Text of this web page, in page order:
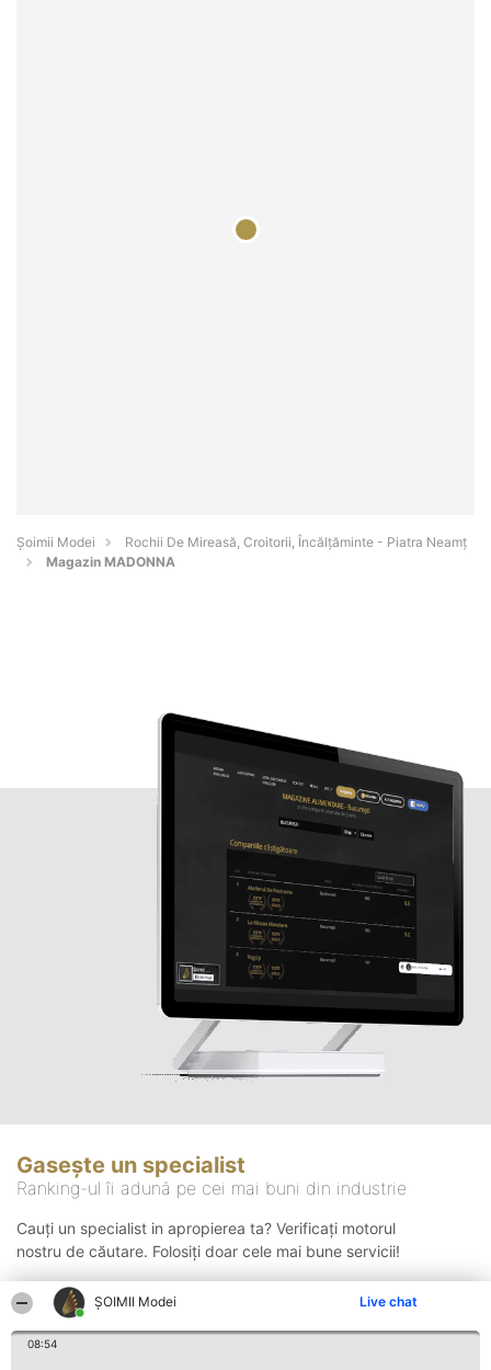
ȘOIMII Modei Live chat
08:54
Șoimii Modei
Rochii De Mireasă, Croitorii, Încălțăminte - Piatra Neamţ
Magazin MADONNA
Gasește un specialist
Ranking-ul îi adună pe cei mai buni din industrie
Cauți un specialist in apropierea ta? Verificați motorul
nostru de căutare. Folosiți doar cele mai bune servicii!